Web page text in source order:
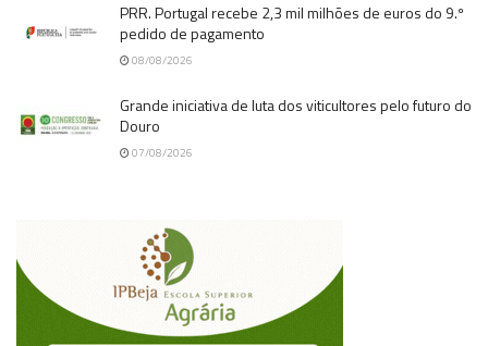
PRR. Portugal recebe 2,3 mil milhões de euros do 9.º
pedido de pagamento
08/08/2026
Grande iniciativa de luta dos viticultores pelo futuro do
Douro
07/08/2026